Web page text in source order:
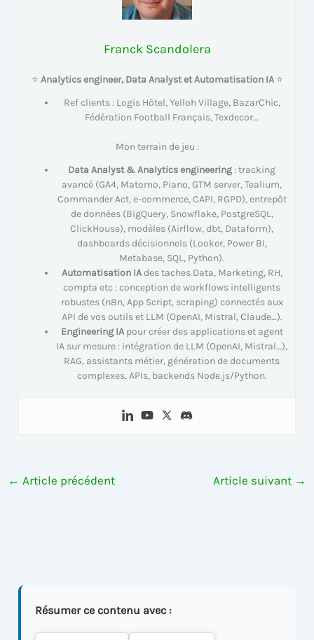
Franck Scandolera
⭐ Analytics engineer, Data Analyst et Automatisation IA⭐
Ref clients : Logis Hôtel, Yelloh Village, BazarChic,
Fédération Football Français, Texdecor…
Mon terrain de jeu :
Data Analyst & Analytics engineering : tracking
avancé (GA4, Matomo, Piano, GTM server, Tealium,
Commander Act, e-commerce, CAPI, RGPD), entrepôt
de données (BigQuery, Snowflake, PostgreSQL,
ClickHouse), modèles (Airflow, dbt, Dataform),
dashboards décisionnels (Looker, Power BI,
Metabase, SQL, Python).
Automatisation IAdes taches Data, Marketing, RH,
compta etc : conception de workflows intelligents
robustes (n8n, App Script, scraping) connectés aux
API de vos outils et LLM (OpenAI, Mistral, Claude…).
Engineering IApour créer des applications et agent
IA sur mesure : intégration de LLM (OpenAI, Mistral…),
RAG, assistants métier, génération de documents
complexes, APIs, backends Node.js/Python.
← Article précédent Article suivant →
Résumer ce contenu avec :